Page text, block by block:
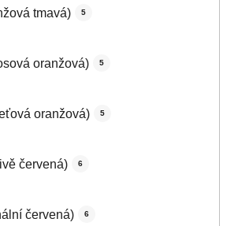
tmavá) 5
oranžová) 5
oranžová) 5
červená) 6
červená) 6